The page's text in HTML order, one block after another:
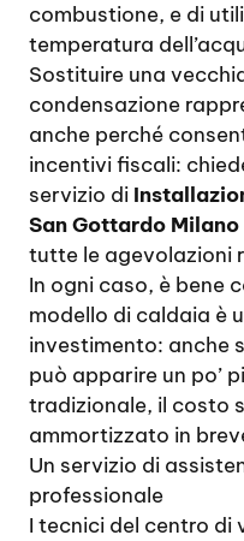
combustione, e di
temperatura
Sostituire una
condensazione
anche perché
incentivi fiscali:
servizio di
San Gottardo Milano
tutte le agevolazioni
In ogni caso, è bene
modello di caldaia è
investimento: anche
può apparire un po’
tradizionale, il costo
ammortizzato in
Un servizio di
professionale
I tecnici del centro di